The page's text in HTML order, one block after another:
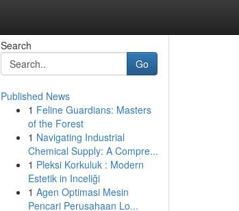
Search
Go
Published News
1 Feline Guardians: Masters
of the Forest
1 Navigating Industrial
Chemical Supply: A Compre...
1 Pleksi Korkuluk : Modern
Estetik in Inceliği
1 Agen Optimasi Mesin
Pencari Perusahaan Lo...